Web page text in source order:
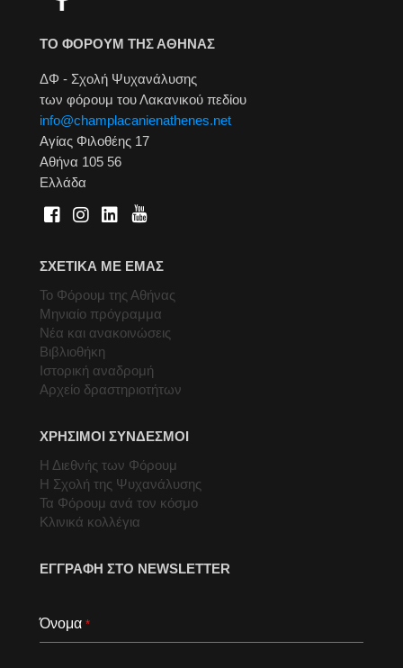
ΤΟ ΦΟΡΟΥΜ ΤΗΣ ΑΘΗΝΑΣ
ΔΦ - Σχολή Ψυχανάλυσης
των φόρουμ του Λακανικού πεδίου
info@champlacanienathenes.net
Αγίας Φιλοθέης 17
Αθήνα 105 56
Ελλάδα
ΣΧΕΤΙΚΑ ΜΕ ΕΜΑΣ
Το Φόρουμ της Αθήνας
Μηνιαίο πρόγραμμα
Νέα και ανακοινώσεις
Βιβλιοθήκη
Ιστορική αναδρομή
Αρχείο δραστηριοτήτων
ΧΡΗΣΙΜΟΙ ΣΥΝΔΕΣΜΟΙ
Η Διεθνής των Φόρουμ
Η Σχολή της Ψυχανάλυσης
Τα Φόρουμ ανά τον κόσμο
Κλινικά κολλέγια
ΕΓΓΡΑΦΗ ΣΤΟ NEWSLETTER
Όνομα *